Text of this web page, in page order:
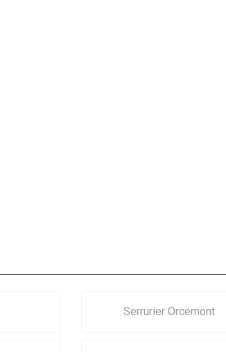
Serrurier Orcemont